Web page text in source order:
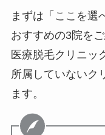
まずは「ここを選
おすすめの3院を
医療脱毛クリニッ
所属していないク
ます。